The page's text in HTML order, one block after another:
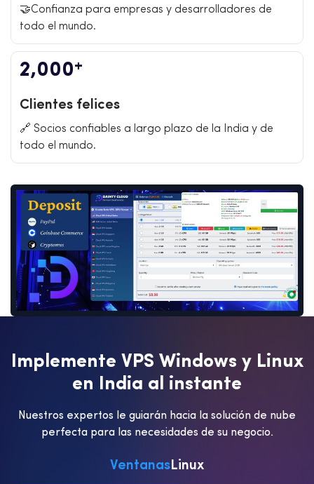
🤝Confianza para empresas y desarrolladores de
todo el mundo.
2,000+
Clientes felices
🔗 Socios confiables a largo plazo de la India y de
todo el mundo.
Implemente VPS Windows y Linux
en India al instante
Nuestros expertos le guiarán hacia la solución de nube
perfecta para las necesidades de su negocio.
Ventanas Linux